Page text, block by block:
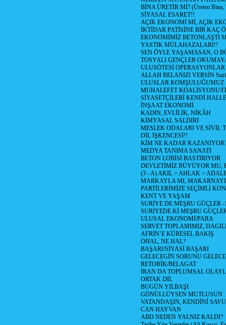
BİNA ÜRETİR Mİ? (Üreten Bina,
SİYASAL ESARET!!
AÇIK EKONOMİ Mİ, AÇIK
İKTİDAR PATİSİNE BİR KAÇ
EKONOMİMİZ BETONLAŞTI
YASTIK MÜLAHAZALARI!!
SEN ÖYLE YAŞAMASAN, O
TOSYALI GENÇLER
ULUSÖTESİ OPERASYONLAR
ALLAH BELANIZI VERSİN
ULUSLAR KOMŞULUĞUMUZ
MUHALEFET KOALİSYONU/
SİYASETÇİLERİ KENDİ
İNŞAAT EKONOMİ
KADIN, EVLİLİK, NİKÂH
KİMYASAL SALDIRI
MESLEK ODALARI VE SİVİL
DİL İŞKENCESİ!!
KİM NE KADAR
MEDYA TANIMA SANATI
BETON LOBİSİ BASTIRIYOR
DEVLETİMİZ BÜYÜYOR MU,
(3 - A) AKIL > AHLAK >
MARKAYLA MI,
PARTİLERİMİZE SEÇİMLİ
KENT VE YAŞAM
SURİYE DE MEŞRU GÜÇLER -
SURİYEDE Kİ MEŞRU
ULUSAL EKONOMİ/PARA
SERVET TOPLAMIMIZ,
AFRİN’E KÜRESEL BAKIŞ
OHAL, NE HAL?
BAŞARI/SİYASİ BAŞARI
GELECEGİN SORUNU
RETORİK/BELAGAT
İRAN DA TOPLUMSAL
ORTAK DİL
BUGÜN YILBAŞI
GÖNÜLLÜYSEN MUTLUSUN
VATANDAŞIN, KENDİNİ
CAN HAYVAN
ABD NEDEN YALNIZ KALDI?